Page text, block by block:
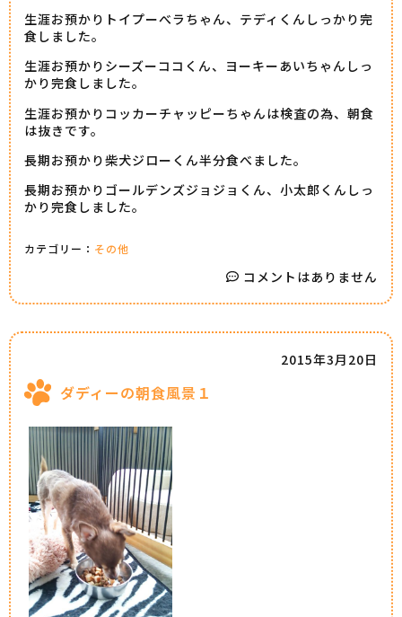
生涯お預かりトイプーべラちゃん、テディくんしっかり完
食しました。
生涯お預かりシーズーココくん、ヨーキーあいちゃんしっ
かり完食しました。
生涯お預かりコッカーチャッピーちゃんは検査の為、朝食
は抜きです。
長期お預かり柴犬ジローくん半分食べました。
長期お預かりゴールデンズジョジョくん、小太郎くんしっ
かり完食しました。
カテゴリー： その他
コメントはありません
ダディーの朝食風景１
2015年3月20日